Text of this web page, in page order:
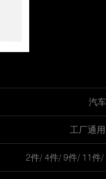
汽
工厂通
2件/ 4件/ 9件/ 11件